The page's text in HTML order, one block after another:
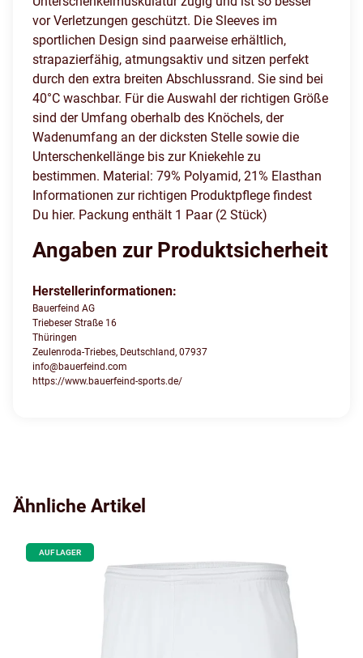
vor Verletzungen geschützt. Die Sleeves im
sportlichen Design sind paarweise erhältlich,
strapazierfähig, atmungsaktiv und sitzen perfekt
durch den extra breiten Abschlussrand. Sie sind bei
40°C waschbar. Für die Auswahl der richtigen Größe
sind der Umfang oberhalb des Knöchels, der
Wadenumfang an der dicksten Stelle sowie die
Unterschenkellänge bis zur Kniekehle zu
bestimmen. Material: 79% Polyamid, 21% Elasthan
Informationen zur richtigen Produktpflege findest
Du hier. Packung enthält 1 Paar (2 Stück)
Angaben zur Produktsicherheit
Herstellerinformationen:
Bauerfeind AG
Triebeser Straße 16
Thüringen
Zeulenroda-Triebes, Deutschland, 07937
info@bauerfeind.com
https://www.bauerfeind-sports.de/
Ähnliche Artikel
AUF LAGER